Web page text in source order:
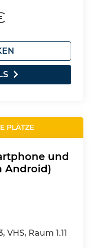
PLÄTZE
und
Android)
Raum 1.11